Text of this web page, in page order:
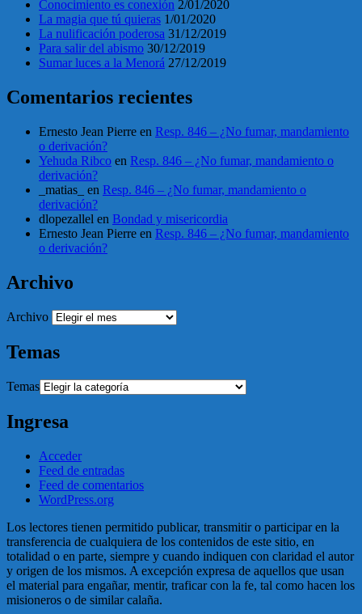
Conocimiento es conexión 2/01/2020
La magia que tú quieras 1/01/2020
La nulificación poderosa 31/12/2019
Para salir del abismo 30/12/2019
Sumar luces a la Menorá 27/12/2019
Comentarios recientes
Ernesto Jean Pierre en Resp. 846 – ¿No fumar, mandamiento
o derivación?
Yehuda Ribco en Resp. 846 – ¿No fumar, mandamiento o
derivación?
_matias_
en Resp. 846 – ¿No fumar, mandamiento o
derivación?
dlopezallel en Bondad y misericordia
Ernesto Jean Pierre en Resp. 846 – ¿No fumar, mandamiento
o derivación?
Archivo
Archivo
Temas
Temas
Ingresa
Acceder
Feed de entradas
Feed de comentarios
WordPress.org
Los lectores tienen permitido publicar, transmitir o participar en la
transferencia de cualquiera de los contenidos de este sitio, en
totalidad o en parte, siempre y cuando indiquen con claridad el autor
y origen de los mismos. A excepción expresa de aquellos que usan
el material para engañar, mentir, traficar con la fe, tal como hacen los
misioneros o de similar calaña.